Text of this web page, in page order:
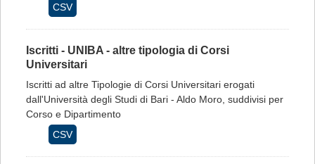
CSV
Iscritti - UNIBA - altre tipologia di Corsi
Universitari
Iscritti ad altre Tipologie di Corsi Universitari erogati
dall'Università degli Studi di Bari - Aldo Moro, suddivisi per
Corso e Dipartimento
CSV